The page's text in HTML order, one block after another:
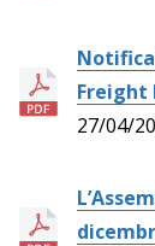
Freight
27/04/